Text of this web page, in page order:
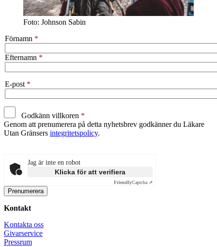
Foto: Johnson Sabin
Förnamn
Efternamn
E-post
Godkänn villkoren
Genom att prenumerera på detta nyhetsbrev godkänner du Läkare
Utan Gränsers integritetspolicy.
Jag är inte en robot
Klicka för att verifiera
FriendlyCaptcha ⇗
Kontakt
Kontakta oss
Givarservice
Pressrum